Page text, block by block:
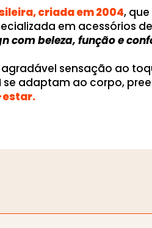
criada em 2004,
em acessórios
com beleza, função e
sensação ao
se adaptam ao corpo,
estar.